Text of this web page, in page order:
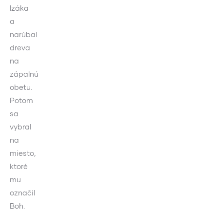
Izáka
a
narúbal
dreva
na
zápalnú
obetu.
Potom
sa
vybral
na
miesto,
ktoré
mu
označil
Boh.